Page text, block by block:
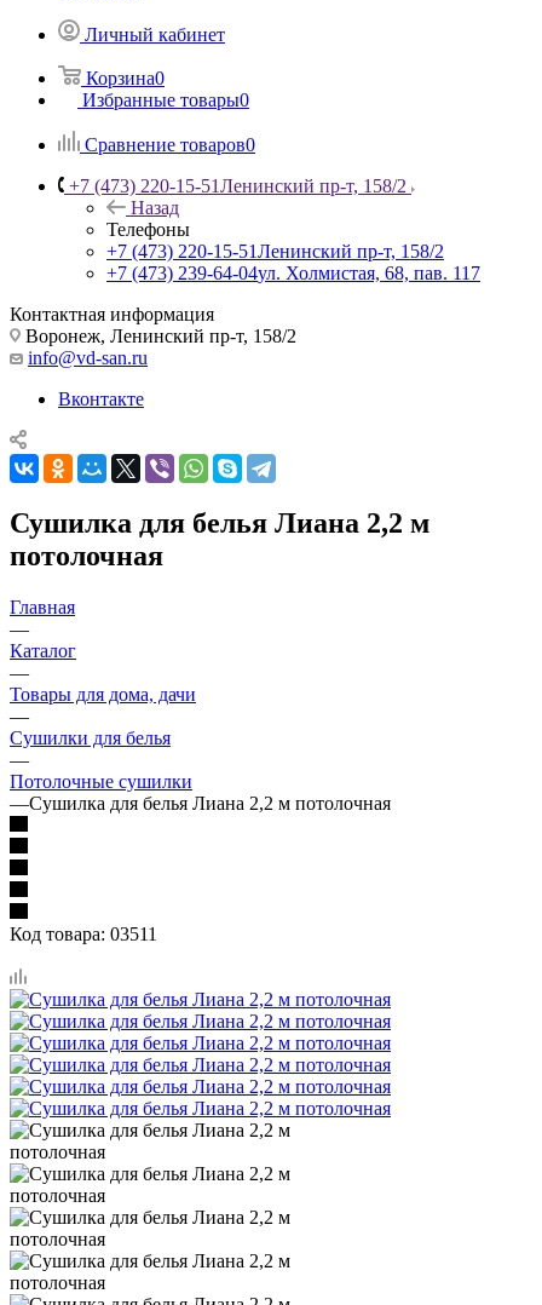
Личный кабинет
Корзина0
Избранные товары0
Сравнение товаров0
+7 (473) 220-15-51Ленинский пр-т, 158/2
Назад
Телефоны
+7 (473) 220-15-51Ленинский пр-т, 158/2
+7 (473) 239-64-04ул. Холмистая, 68, пав. 117
Контактная информация
Воронеж, Ленинский пр-т, 158/2
info@vd-san.ru
Вконтакте
Сушилка для белья Лиана 2,2 м
потолочная
Главная
—
Каталог
—
Товары для дома, дачи
—
Сушилки для белья
—
Потолочные сушилки
—Сушилка для белья Лиана 2,2 м потолочная
Код товара: 03511